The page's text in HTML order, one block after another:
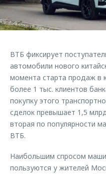
Страхование
Кредитный калькулятор
Одежда и сувениры
Оригинальные аксессуары
Запчасти
Трейд-ин
Калькулятор трейд-ин
Клиентская поддержка
O&J Автоклуб
Приложение O&J
Аксессуары
Одежда и сувениры
Оригинальные аксессуары
Запчасти
Обратная связь
ВТБ фиксирует
автомобили нового
момента старта продаж в
более 1 тыс. клиентов
покупку этого
сделок превышает 1,5
вторая по популярности
ВТБ.
Наибольшим спросом
пользуются у жителей